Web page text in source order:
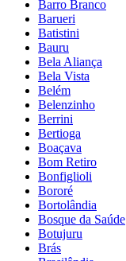
Barro Branco
Barueri
Batistini
Bauru
Bela Aliança
Bela Vista
Belém
Belenzinho
Berrini
Bertioga
Boaçava
Bom Retiro
Bonfiglioli
Bororé
Bortolândia
Bosque da Saúde
Botujuru
Brás